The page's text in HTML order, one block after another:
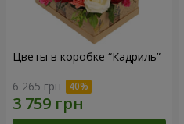
Цветы в коробке “Кадриль”
6 265 грн